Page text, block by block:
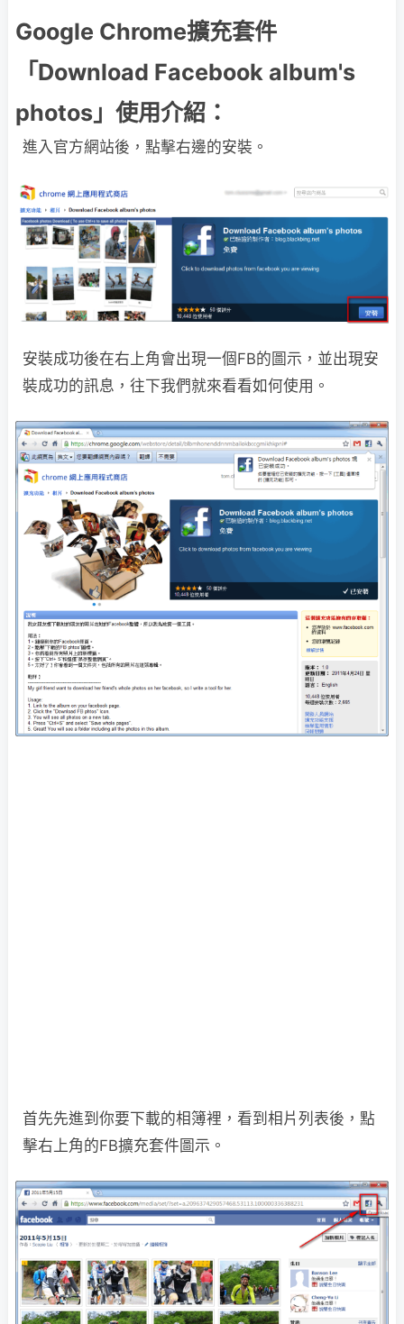
Google Chrome擴充套件
「Download Facebook album's
photos」使用介紹：
進入官方網站後，點擊右邊的安裝。
安裝成功後在右上角會出現一個FB的圖示，並出現安
裝成功的訊息，往下我們就來看看如何使用。
首先先進到你要下載的相簿裡，看到相片列表後，點
擊右上角的FB擴充套件圖示。